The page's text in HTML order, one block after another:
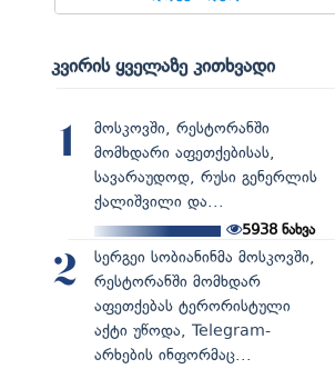
კვირის ყველაზე კითხვადი
1
მოსკოვში, რესტორანში
მომხდარი აფეთქებისას,
სავარაუდოდ, რუსი გენერლის
ქალიშვილი და...
5938 ნახვა
2
სერგეი სობიანინმა მოსკოვში,
რესტორანში მომხდარ
აფეთქებას ტერორისტული
აქტი უწოდა, Telegram-
არხების ინფორმაც...